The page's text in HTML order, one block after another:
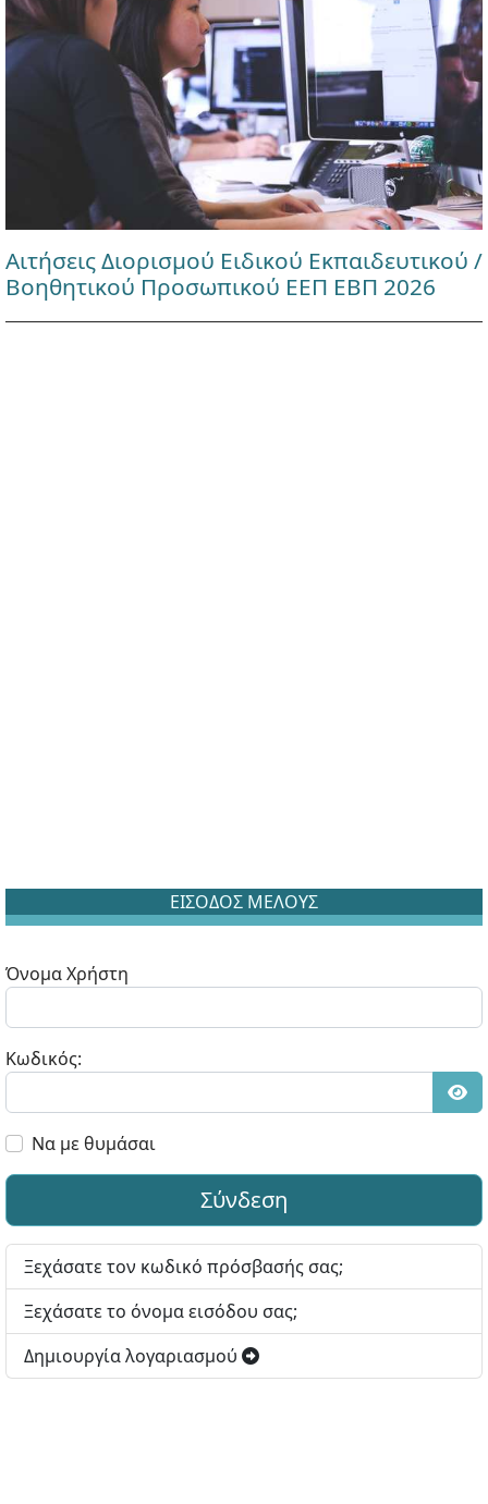
Αιτήσεις Διορισμού Ειδικού Εκπαιδευτικού /
Βοηθητικού Προσωπικού ΕΕΠ ΕΒΠ 2026
ΕΙΣΟΔΟΣ ΜΕΛΟΥΣ
Όνομα Χρήστη
Κωδικός:
Να με θυμάσαι
Σύνδεση
Ξεχάσατε τον κωδικό πρόσβασής σας;
Ξεχάσατε το όνομα εισόδου σας;
Δημιουργία λογαριασμού